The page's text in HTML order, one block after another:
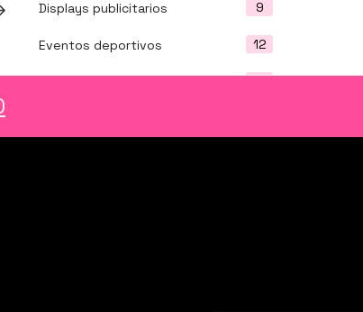
Displays publicitarios 9
Eventos deportivos 12